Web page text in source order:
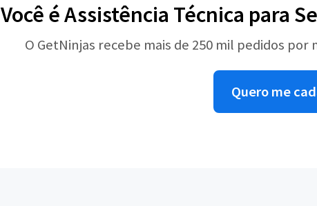
Você é Assistência Técnica para
O GetNinjas recebe mais de 250 mil pedidos
Quero me